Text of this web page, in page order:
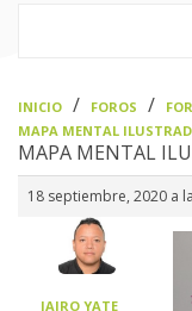
INICIO FOROS
MAPA MENTAL
MAPA MENTAL
18 septiembre, 2020 a
JAIRO YATE